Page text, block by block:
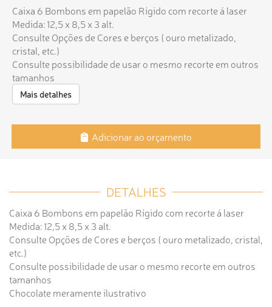
Caixa 6 Bombons em papelão Rígido com recorte á laser
Medida: 12,5 x 8,5 x 3 alt.
Consulte Opções de Cores e berços ( ouro metalizado,
cristal, etc.)
Consulte possibilidade de usar o mesmo recorte em outros
tamanhos
Mais detalhes
Adicionar ao orçamento
DETALHES
Caixa 6 Bombons em papelão Rígido com recorte á laser
Medida: 12,5 x 8,5 x 3 alt.
Consulte Opções de Cores e berços ( ouro metalizado, cristal,
etc.)
Consulte possibilidade de usar o mesmo recorte em outros
tamanhos
Chocolate meramente ilustrativo